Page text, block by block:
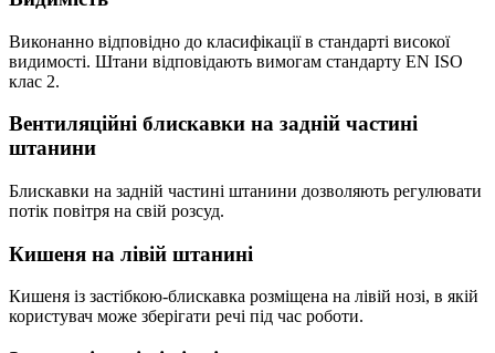
Виконанно відповідно до класифікації в стандарті високої
видимості. Штани відповідають вимогам стандарту EN ISO
клас 2.
Вентиляційні блискавки на задній частині
штанини
Блискавки на задній частині штанини дозволяють регулювати
потік повітря на свій розсуд.
Кишеня на лівій штанині
Кишеня із застібкою-блискавка розміщена на лівій нозі, в якій
користувач може зберігати речі під час роботи.